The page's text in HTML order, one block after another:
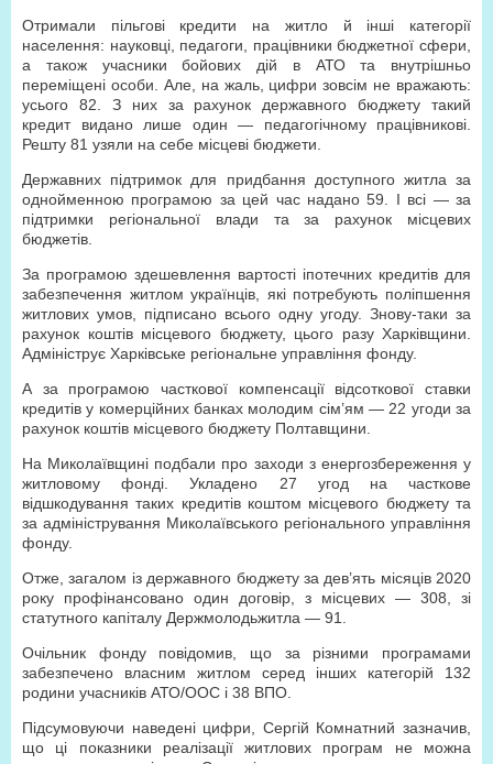
Отримали пільгові кредити на житло й інші категорії
населення: науковці, педагоги, працівники бюджетної сфери,
а також учасники бойових дій в АТО та внутрішньо
переміщені особи. Але, на жаль, цифри зовсім не вражають:
усього 82. З них за рахунок державного бюджету такий
кредит видано лише один — педагогічному працівникові.
Решту 81 узяли на себе місцеві бюджети.
Державних підтримок для придбання доступного житла за
однойменною програмою за цей час надано 59. І всі — за
підтримки регіональної влади та за рахунок місцевих
бюджетів.
За програмою здешевлення вартості іпотечних кредитів для
забезпечення житлом українців, які потребують поліпшення
житлових умов, підписано всього одну угоду. Знову-таки за
рахунок коштів місцевого бюджету, цього разу Харківщини.
Адмініструє Харківське регіональне управління фонду.
А за програмою часткової компенсації відсоткової ставки
кредитів у комерційних банках молодим сім’ям — 22 угоди за
рахунок коштів місцевого бюджету Полтавщини.
На Миколаївщині подбали про заходи з енергозбереження у
житловому фонді. Укладено 27 угод на часткове
відшкодування таких кредитів коштом місцевого бюджету та
за адміністрування Миколаївського регіонального управління
фонду.
Отже, загалом із державного бюджету за дев’ять місяців 2020
року профінансовано один договір, з місцевих — 308, зі
статутного капіталу Держмолодьжитла — 91.
Очільник фонду повідомив, що за різними програмами
забезпечено власним житлом серед інших категорій 132
родини учасників АТО/ООС і 38 ВПО.
Підсумовуючи наведені цифри, Сергій Комнатний зазначив,
що ці показники реалізації житлових програм не можна